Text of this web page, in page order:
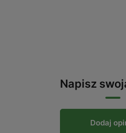
Napisz
Dodaj